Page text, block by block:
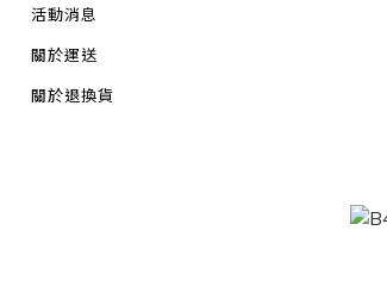
活動消息
關於運送
關於退換貨